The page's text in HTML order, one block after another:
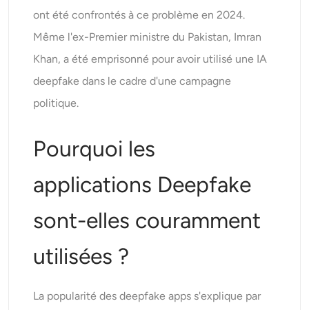
ont été confrontés à ce problème en 2024.
Même l'ex-Premier ministre du Pakistan, Imran
Khan, a été emprisonné pour avoir utilisé une IA
deepfake dans le cadre d'une campagne
politique.
Pourquoi les
applications Deepfake
sont-elles couramment
utilisées ?
La popularité des deepfake apps s'explique par